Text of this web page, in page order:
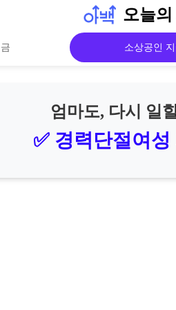
오늘
소상공인 지
엄마도, 다시 일
✅ 경력단절여